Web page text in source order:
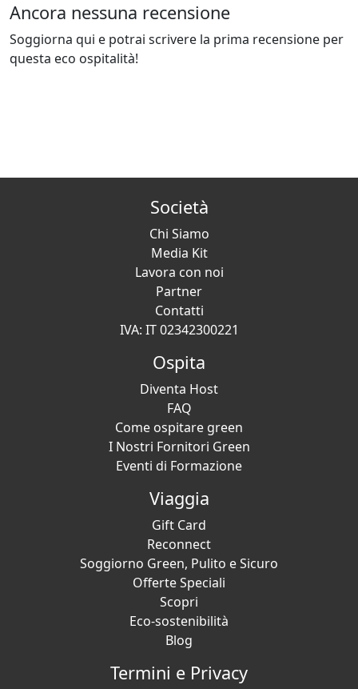
Ancora nessuna recensione
Soggiorna qui e potrai scrivere la prima recensione per
questa eco ospitalità!
Società
Chi Siamo
Media Kit
Lavora con noi
Partner
Contatti
IVA: IT 02342300221
Ospita
Diventa Host
FAQ
Come ospitare green
I Nostri Fornitori Green
Eventi di Formazione
Viaggia
Gift Card
Reconnect
Soggiorno Green, Pulito e Sicuro
Offerte Speciali
Scopri
Eco-sostenibilità
Blog
Termini e Privacy